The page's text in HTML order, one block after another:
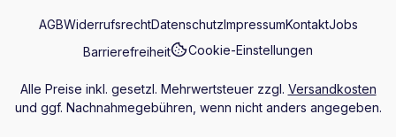
AGBWiderrufsrechtDatenschutzImpressumKontaktJobs
Barrierefreiheit
Cookie-Einstellungen
Alle Preise inkl. gesetzl. Mehrwertsteuer zzgl. Versandkosten
und ggf. Nachnahmegebühren, wenn nicht anders angegeben.